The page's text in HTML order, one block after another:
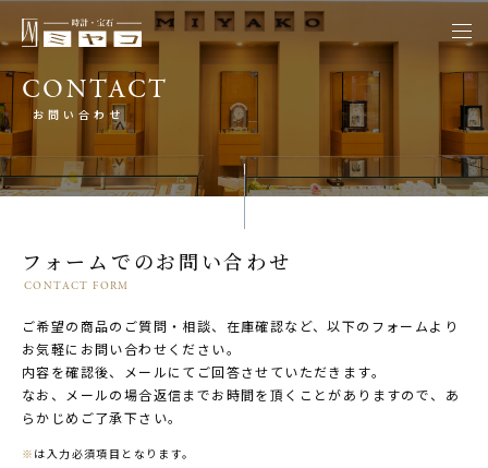
CONTACT
お問い合わせ
フォームでのお問い合わせ
CONTACT FORM
ご希望の商品のご質問・相談、在庫確認など、以下のフォームより
お気軽にお問い合わせください。
内容を確認後、メールにてご回答させていただきます。
なお、メールの場合返信までお時間を頂くことがありますので、あ
らかじめご了承下さい。
※ は入力必須項目となります。